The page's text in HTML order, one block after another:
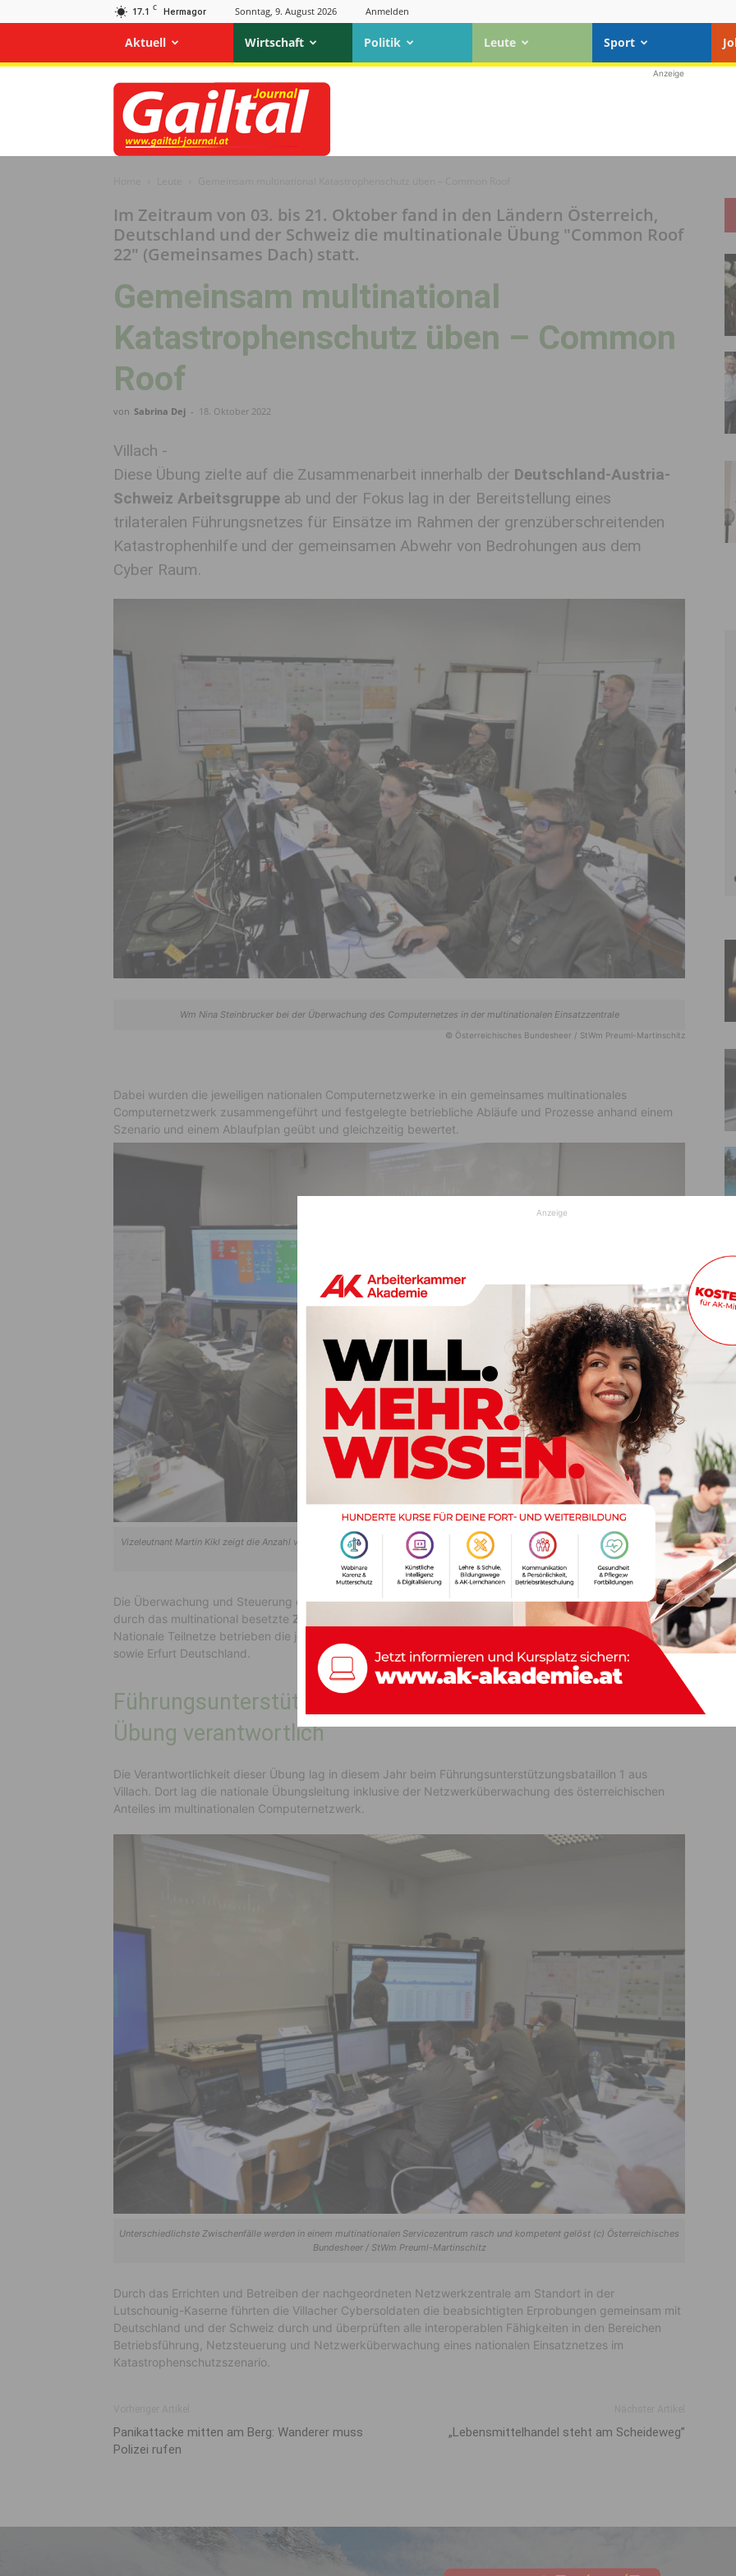
17.1 C Hermagor Sonntag, 9. August 2026 Anmelden
Aktuell Wirtschaft Politik Leute Sport
Gailtal
Journal
Anzeige
Im Zeitraum von 03. bis 21. Oktober fand in den Ländern Österreich,
Deutschland und der Schweiz die multinationale Übung "Common Roof
22" (Gemeinsames Dach) statt.
Gemeinsam multinational
Katastrophenschutz üben – Common
Roof
von Sabrina Dej - 18. Oktober 2022
Villach -
Diese Übung zielte auf die Zusammenarbeit innerhalb der Deutschland-Austria-
Schweiz Arbeitsgruppe ab und der Fokus lag in der Bereitstellung eines
trilateralen Führungsnetzes für Einsätze im Rahmen der grenzüberschreitenden
Katastrophenhilfe und der gemeinsamen Abwehr von Bedrohungen aus dem
Cyber Raum.
Wm Nina Steinbrucker bei der Überwachung des Computernetzes in der multinationalen Einsatzzentrale
© Österreichisches Bundesheer / StWm Preuml-Martinschitz
Dabei wurden die jeweiligen nationalen Computernetzwerke in ein gemeinsames multinationales
Computernetzwerk zusammengeführt und festgelegte betriebliche Abläufe und Prozesse anhand einem
Szenario und einem Ablaufplan geübt und gleichzeitig bewertet.
Vizeleutnant Martin Kikl zeigt die Anzahl von Netzangriffen und deren erfolgreiche Abwehr (c) Österreichisches Bundesheer / StWm
Preuml-Martinschitz
Die Überwachung und Steuerung dieser Teilnetze in den teilnehmenden Ländern erfolgte gesamtheitlich
durch das multinational besetzte Zentrale Service Management
in Murain bei Bern in der Schweiz.
Nationale Teilnetze betrieben die jeweilig nachgeordneten Zentralen in Villach (Lutschounig-Kaserne)
sowie Erfurt Deutschland.
Führungsunterstützungsbataillon 1 aus Villach war für die
Übung verantwortlich
Die Verantwortlichkeit dieser Übung lag in diesem Jahr beim Führungsunterstützungsbataillon 1 aus
Villach. Dort lag die nationale Übungsleitung inklusive der Netzwerküberwachung des österreichischen
Anteiles im multinationalen Computernetzwerk.
Unterschiedlichste Zwischenfälle werden in einem multinationalen Servicezentrum rasch und kompetent gelöst (c) Österreichisches
Bundesheer / StWm Preuml-Martinschitz
Durch das Errichten und Betreiben der nachgeordneten Netzwerkzentrale am Standort in der
Lutschounig-Kaserne führten die Villacher Cybersoldaten die beabsichtigten Erprobungen gemeinsam mit
Deutschland und der Schweiz durch und überprüften alle interoperablen Fähigkeiten in den Bereichen
Betriebsführung, Netzsteuerung und Netzwerküberwachung eines nationalen Einsatznetzes im
Katastrophenschutzszenario.
Panikattacke mitten am Berg: Wanderer muss
Polizei rufen
„Lebensmittelhandel steht am Scheideweg”
Anzeige